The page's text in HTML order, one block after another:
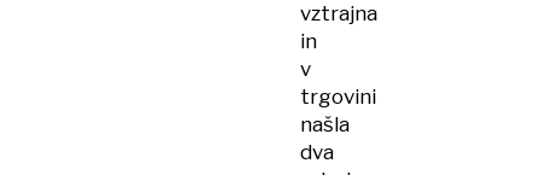
vztrajna
in
v
trgovini
našla
dva